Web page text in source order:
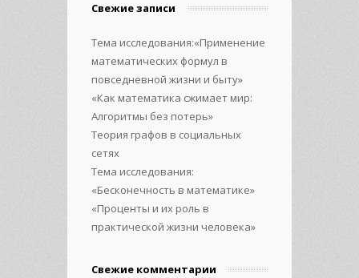
Свежие записи
Тема исследования:«Применение
математических формул в
повседневной жизни и быту»
«Как математика сжимает мир:
Алгоритмы без потерь»
Теория графов в социальных
сетях
Тема исследования:
«Бесконечность в математике»
«Проценты и их роль в
практической жизни человека»
Свежие комментарии